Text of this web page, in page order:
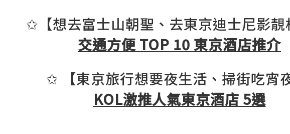
✩【想去富士山朝聖、去東京迪士尼影靚
交通方便 TOP 10 東京酒店推介
✩ 【東京旅行想要夜生活、掃街吃宵夜
KOL激推人氣東京酒店 5選